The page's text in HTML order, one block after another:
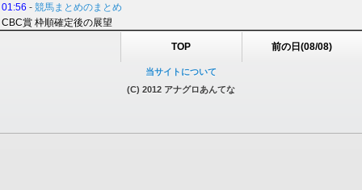
01:56 - 競馬まとめのまとめ
CBC賞 枠順確定後の展望
TOP 前の日(08/08)
当サイトについて
(C) 2012 アナグロあんてな